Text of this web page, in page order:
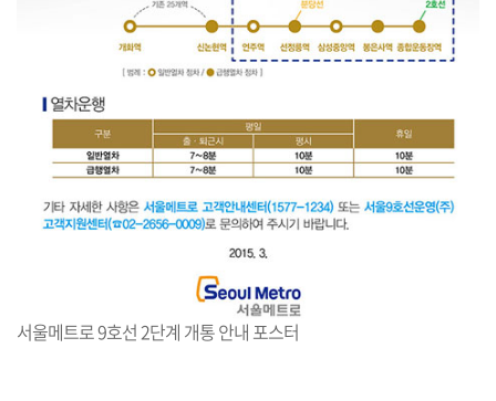
서울메트로 9호선 2단계 개통 안내 포스터